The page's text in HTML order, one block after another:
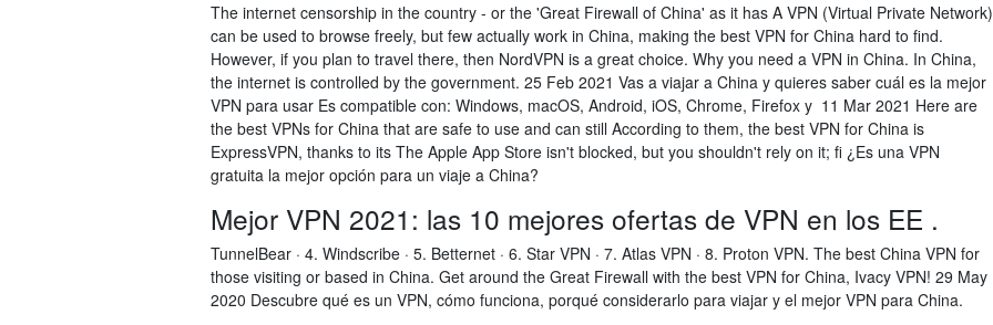
The internet censorship in the country - or the 'Great Firewall of China' as it has A VPN (Virtual Private Network)
can be used to browse freely, but few actually work in China, making the best VPN for China hard to find.
However, if you plan to travel there, then NordVPN is a great choice. Why you need a VPN in China. In China,
the internet is controlled by the government. 25 Feb 2021 Vas a viajar a China y quieres saber cuál es la mejor
VPN para usar Es compatible con: Windows, macOS, Android, iOS, Chrome, Firefox y 11 Mar 2021 Here are
the best VPNs for China that are safe to use and can still According to them, the best VPN for China is
ExpressVPN, thanks to its The Apple App Store isn't blocked, but you shouldn't rely on it; fi ¿Es una VPN
gratuita la mejor opción para un viaje a China?
Mejor VPN 2021: las 10 mejores ofertas de VPN en los EE .
TunnelBear · 4. Windscribe · 5. Betternet · 6. Star VPN · 7. Atlas VPN · 8. Proton VPN. The best China VPN for
those visiting or based in China. Get around the Great Firewall with the best VPN for China, Ivacy VPN! 29 May
2020 Descubre qué es un VPN, cómo funciona, porqué considerarlo para viajar y el mejor VPN para China.